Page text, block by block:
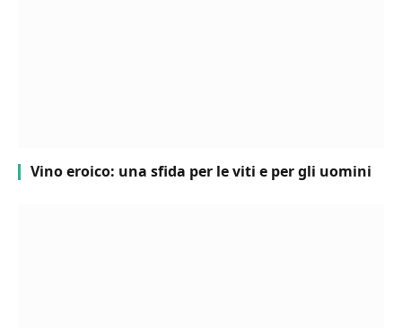
Vino eroico: una sfida per le viti e per gli uomini